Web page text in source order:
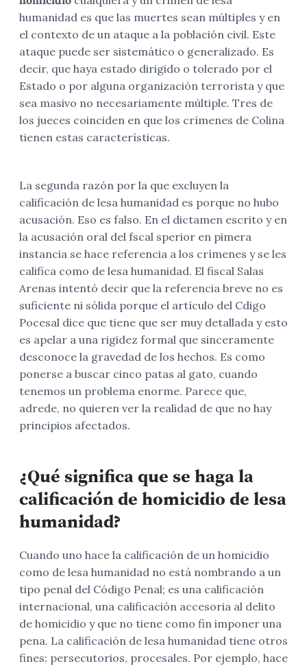
humanidad es que las muertes sean múltiples y en
el contexto de un ataque a la población civil. Este
ataque puede ser sistemático o generalizado. Es
decir, que haya estado dirigido o tolerado por el
Estado o por alguna organización terrorista y que
sea masivo no necesariamente múltiple. Tres de
los jueces coinciden en que los crímenes de Colina
tienen estas características.
La segunda razón por la que excluyen la
calificación de lesa humanidad es porque no hubo
acusación. Eso es falso. En el dictamen escrito y en
la acusación oral del fscal sperior en pimera
instancia se hace referencia a los crímenes y se les
califica como de lesa humanidad. El fiscal Salas
Arenas intentó decir que la referencia breve no es
suficiente ni sólida porque el artículo del Cdigo
Pocesal dice que tiene que ser muy detallada y esto
es apelar a una rigidez formal que sinceramente
desconoce la gravedad de los hechos. Es como
ponerse a buscar cinco patas al gato, cuando
tenemos un problema enorme. Parece que,
adrede, no quieren ver la realidad de que no hay
principios afectados.
¿Qué significa que se haga la
calificación de homicidio de lesa
humanidad?
Cuando uno hace la calificación de un homicidio
como de lesa humanidad no está nombrando a un
tipo penal del Código Penal; es una calificación
internacional, una calificación accesoria al delito
de homicidio y que no tiene como fin imponer una
pena. La calificación de lesa humanidad tiene otros
fines: persecutorios, procesales. Por ejemplo, hace